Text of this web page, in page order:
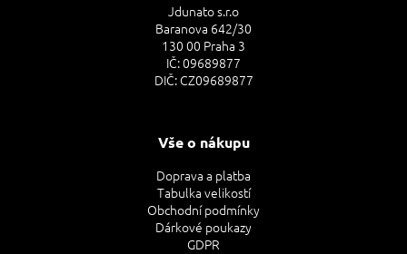
Jdunato s.r.o
Baranova 642/30
130 00 Praha 3
IČ: 09689877
DIČ: CZ09689877
Vše o nákupu
Doprava a platba
Tabulka velikostí
Obchodní podmínky
Dárkové poukazy
GDPR